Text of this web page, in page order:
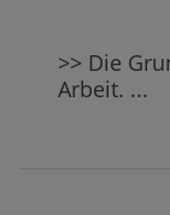
>> Die
Arbeit. ...